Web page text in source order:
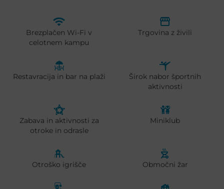
Brezplačen Wi-Fi v
celotnem kampu
Trgovina z živili
Restavracija in bar na plaži
Širok nabor športnih
aktivnosti
Zabava in aktivnosti za
otroke in odrasle
Miniklub
Otroško igrišče Območni žar